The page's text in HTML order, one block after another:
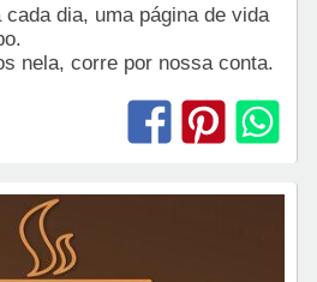
dia, uma página de vida
nela, corre por nossa conta.